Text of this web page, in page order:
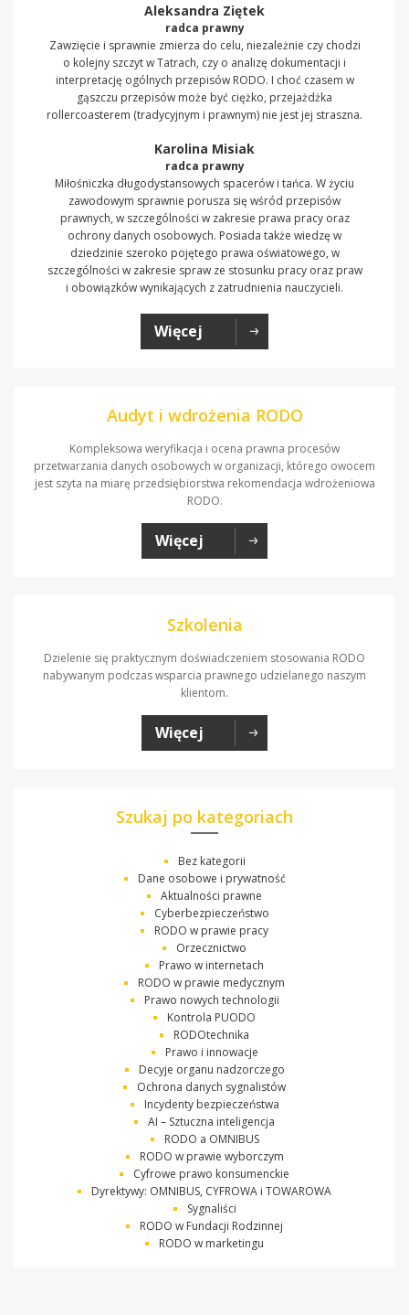
Aleksandra Ziętek
radca prawny
Zawzięcie i sprawnie zmierza do celu, niezależnie czy chodzi
o kolejny szczyt w Tatrach, czy o analizę dokumentacji i
interpretację ogólnych przepisów RODO. I choć czasem w
gąszczu przepisów może być ciężko, przejażdżka
rollercoasterem (tradycyjnym i prawnym) nie jest jej straszna.
Karolina Misiak
radca prawny
Miłośniczka długodystansowych spacerów i tańca. W życiu
zawodowym sprawnie porusza się wśród przepisów
prawnych, w szczególności w zakresie prawa pracy oraz
ochrony danych osobowych. Posiada także wiedzę w
dziedzinie szeroko pojętego prawa oświatowego, w
szczególności w zakresie spraw ze stosunku pracy oraz praw
i obowiązków wynikających z zatrudnienia nauczycieli.
Więcej
Audyt i wdrożenia RODO
Kompleksowa weryfikacja i ocena prawna procesów
przetwarzania danych osobowych w organizacji, którego owocem
jest szyta na miarę przedsiębiorstwa rekomendacja wdrożeniowa
RODO.
Więcej
Szkolenia
Dzielenie się praktycznym doświadczeniem stosowania RODO
nabywanym podczas wsparcia prawnego udzielanego naszym
klientom.
Więcej
Szukaj po kategoriach
Bez kategorii
Dane osobowe i prywatność
Aktualności prawne
Cyberbezpieczeństwo
RODO w prawie pracy
Orzecznictwo
Prawo w internetach
RODO w prawie medycznym
Prawo nowych technologii
Kontrola PUODO
RODOtechnika
Prawo i innowacje
Decyje organu nadzorczego
Ochrona danych sygnalistów
Incydenty bezpieczeństwa
AI – Sztuczna inteligencja
RODO a OMNIBUS
RODO w prawie wyborczym
Cyfrowe prawo konsumenckie
Dyrektywy: OMNIBUS, CYFROWA i TOWAROWA
Sygnaliści
RODO w Fundacji Rodzinnej
RODO w marketingu